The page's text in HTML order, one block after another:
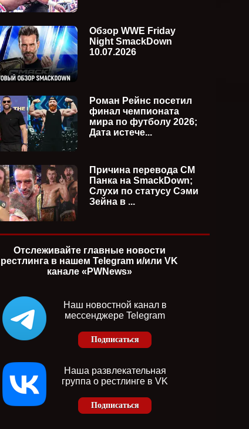
WWE Monday Night Raw
Обзор WWE Friday
Night SmackDown
10.07.2026
Роман Рейнс посетил
финал чемпионата
мира по футболу 2026;
Дата истече...
Причина перевода СМ
Панка на SmackDown;
Слухи по статусу Сэми
Зейна в ...
Отслеживайте главные новости
рестлинга в нашем Telegram и/или VK
канале «PWNews»
Наш новостной канал в
мессенджере Telegram
Подписаться
Наша развлекательная
группа о рестлинге в VK
Подписаться